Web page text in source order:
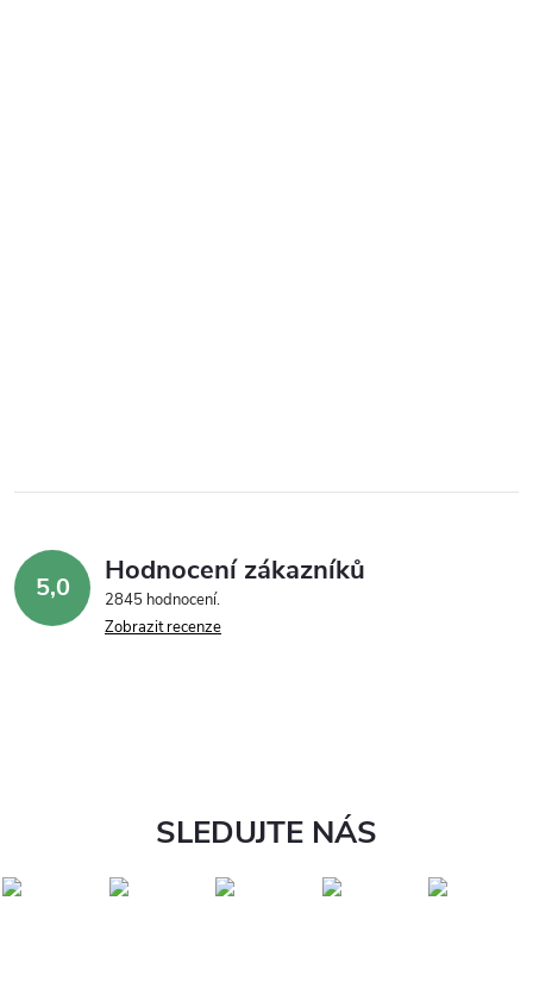
5,0 Hodnocení zákazníků
2845 hodnocení
Zobrazit recenze
SLEDUJTE NÁS